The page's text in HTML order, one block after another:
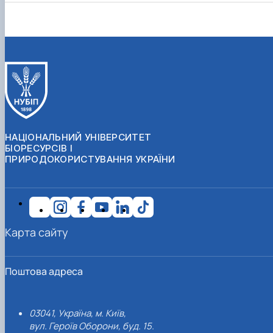
НАЦІОНАЛЬНИЙ УНІВЕРСИТЕТ
БІОРЕСУРСІВ І
ПРИРОДОКОРИСТУВАННЯ УКРАЇНИ
Поштова адреса
03041, Україна, м. Київ,
вул. Героїв Оборони, буд. 15.
Карта сайту